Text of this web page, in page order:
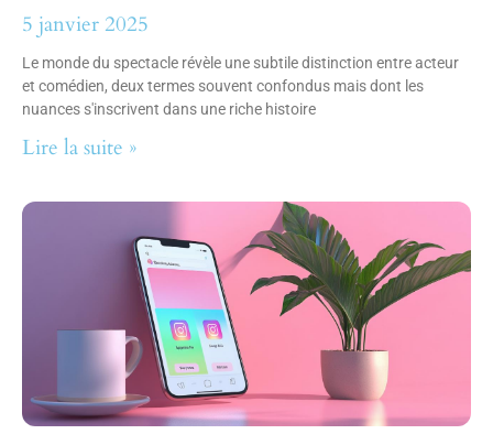
5 janvier 2025
Le monde du spectacle révèle une subtile distinction entre acteur
et comédien, deux termes souvent confondus mais dont les
nuances s'inscrivent dans une riche histoire
Lire la suite »